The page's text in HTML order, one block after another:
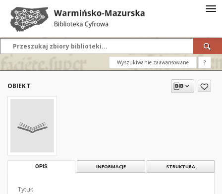
Wyszukiwanie zaawansowane ?
OBIEKT
OPIS INFORMACJE STRUKTURA
Tytuł: